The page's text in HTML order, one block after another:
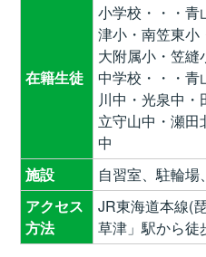
在籍生徒
小学校・・・青
津小・南笠東小
大附属小・笠縫
中学校・・・青
川中・光泉中
立守山中・瀬
中
施設
自習室、駐輪場
アクセス
方法
JR東海道本線(
草津」駅から徒